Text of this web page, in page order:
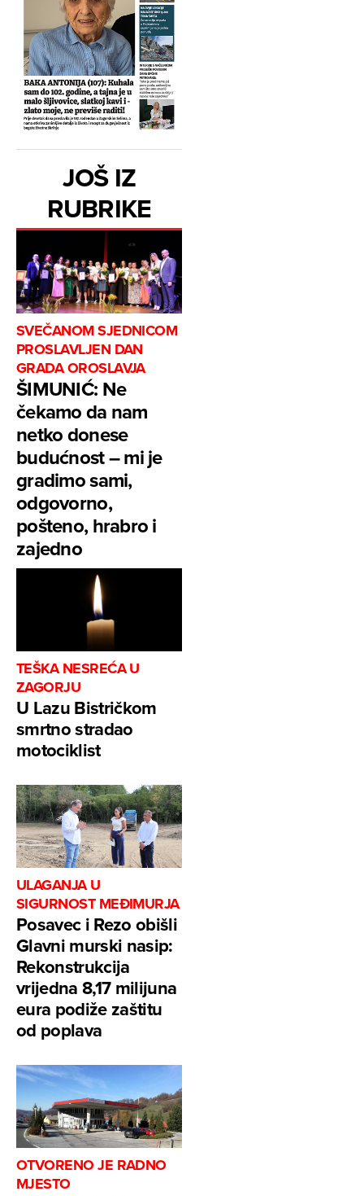
JOŠ IZ
RUBRIKE
SVEČANOM SJEDNICOM
PROSLAVLJEN DAN
GRADA OROSLAVJA
ŠIMUNIĆ: Ne
čekamo da nam
netko donese
budućnost – mi je
gradimo sami,
odgovorno,
pošteno, hrabro i
zajedno
TEŠKA NESREĆA U
ZAGORJU
U Lazu Bistričkom
smrtno stradao
motociklist
ULAGANJA U
SIGURNOST MEĐIMURJA
Posavec i Rezo obišli
Glavni murski nasip:
Rekonstrukcija
vrijedna 8,17 milijuna
eura podiže zaštitu
od poplava
OTVORENO JE RADNO
MJESTO